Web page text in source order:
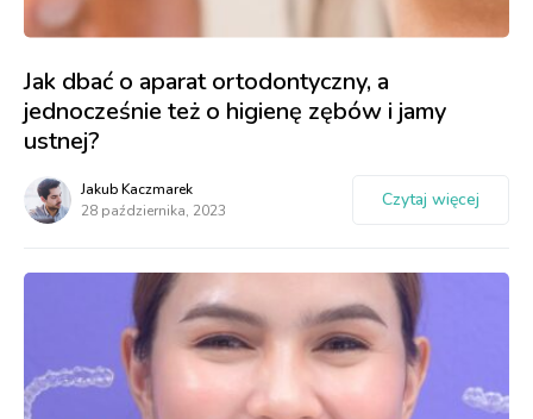
Jak dbać o aparat ortodontyczny, a
jednocześnie też o higienę zębów i jamy
ustnej?
Jakub Kaczmarek
28 października, 2023
Czytaj więcej